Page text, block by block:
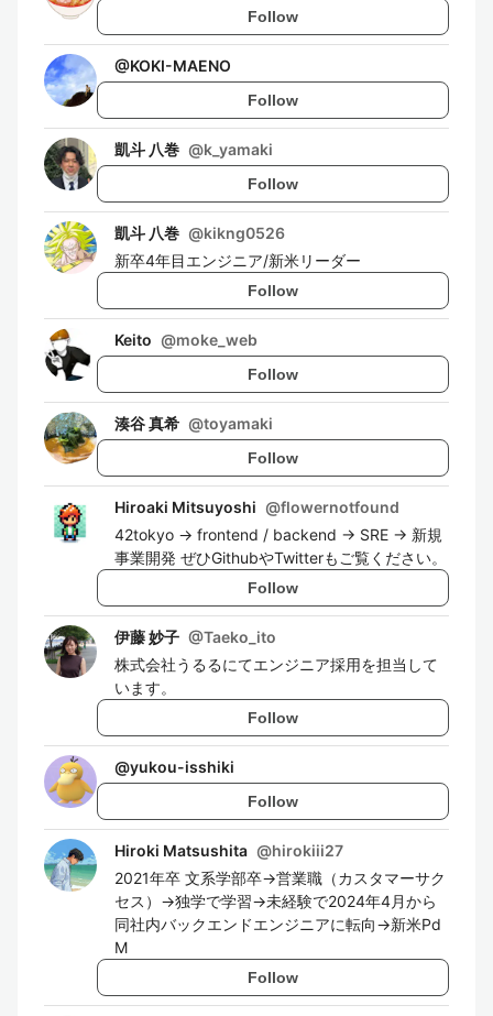
Follow
@KOKI-MAENO
Follow
凱斗 八巻 @k_yamaki
Follow
凱斗 八巻 @kikng0526
新卒4年目エンジニア/新米リーダー
Follow
Keito @moke_web
Follow
湊谷 真希 @toyamaki
Follow
Hiroaki Mitsuyoshi @flowernotfound
42tokyo → frontend / backend → SRE → 新規
事業開発 ぜひGithubやTwitterもご覧ください。
Follow
伊藤 妙子 @Taeko_ito
株式会社うるるにてエンジニア採用を担当して
います。
Follow
@yukou-isshiki
Follow
Hiroki Matsushita @hirokiii27
2021年卒 文系学部卒→営業職（カスタマーサク
セス）→独学で学習→未経験で2024年4月から
同社内バックエンドエンジニアに転向→新米Pd
M
Follow